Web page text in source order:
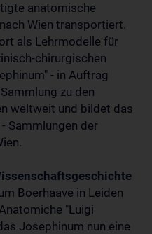
anatomische
Wien transportiert.
als Lehrmodelle für
chirurgischen
- in Auftrag
zu den
weltweit und bildet das
Sammlungen der
Boerhaave in Leiden
"Luigi
Josephinum nun eine